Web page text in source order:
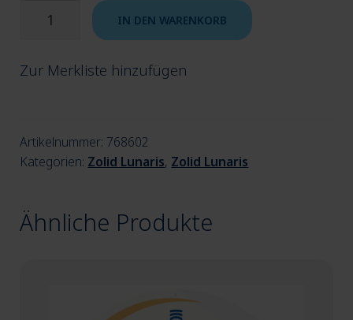
Zolid
98x12
IN DEN WARENKORB
Zur Merkliste hinzufügen
Artikelnummer: 768602
Kategorien: Zolid Lunaris, Zolid Lunaris
Ähnliche Produkte